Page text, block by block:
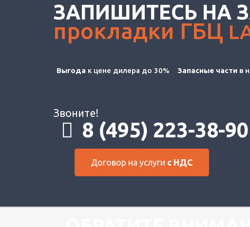
ЗАПИШИТЕСЬ НА
прокладки ГБЦ
Выгода к цене дилера до 30% Запасные частив
Звоните!
8 (495) 223-38-90
Договор на услуги с НДС